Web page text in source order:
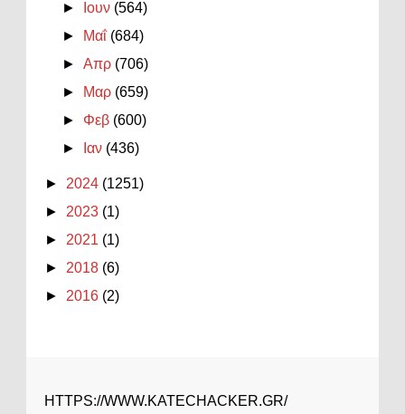
►
Ιουν (564)
►
Μαΐ (684)
►Απρ (706)
►
Μαρ (659)
► Φεβ (600)
►
Ιαν (436)
► 2024 (1251)
► 2023 (1)
► 2021 (1)
► 2018 (6)
► 2016 (2)
HTTPS://WWW.KATECHACKER.GR/